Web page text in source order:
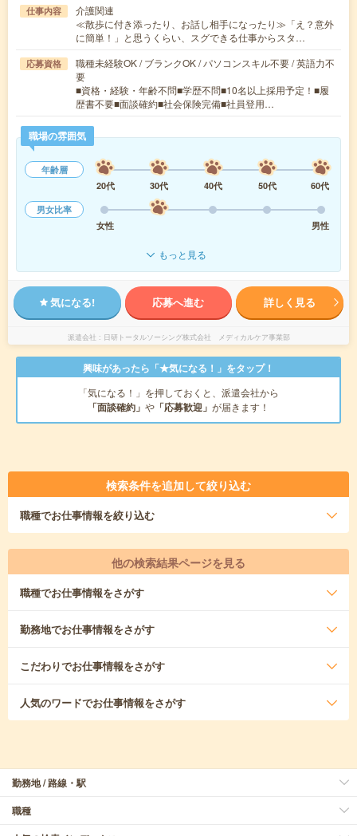
仕事内容
介護関連
≪散歩に付き添ったり、お話し相手になったり≫「え？意外
に簡単！」と思うくらい、スグできる仕事からスタ…
応募資格
職種未経験OK / ブランクOK / パソコンスキル不要 / 英語力不
要
■資格・経験・年齢不問■学歴不問■10名以上採用予定！■履
歴書不要■面談確約■社会保険完備■社員登用…
職場の雰囲気
年齢層
20代
30代 40代 50代
60代
男女比率
女性
男性
もっと見る
気になる! 応募へ進む 詳しく見る
派遣会社 日研トータルソーシング株式会社 メディカルケア事業部
興味があったら「★気になる！」をタップ！
「気になる！」を押しておくと、派遣会社から
「面談確約」 や 「応募歓迎」 が届きます！
検索条件を追加して絞り込む
職種でお仕事情報を絞り込む
他の検索結果ページを見る
職種でお仕事情報をさがす
勤務地でお仕事情報をさがす
こだわりでお仕事情報をさがす
人気のワードでお仕事情報をさがす
勤務地 / 路線・駅
職種